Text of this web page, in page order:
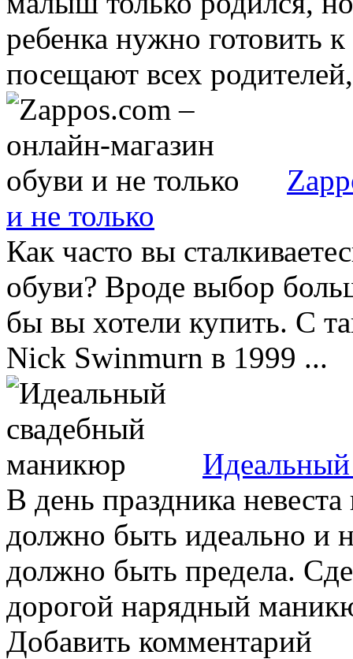
ребенка нужно готовить
посещают всех
и не только
Как часто вы
обуви? Вроде выбор
бы вы хотели купить. С
Nick Swinmurn в 1999 ...
В день праздника
должно быть идеально и
должно быть предела.
дорогой нарядный
Добавить комментарий